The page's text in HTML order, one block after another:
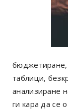
бюджетиране,
таблици,
анализиране
ги кара да се